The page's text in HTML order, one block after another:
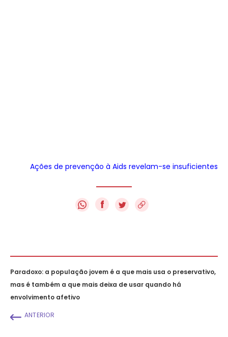
Ações de prevenção à Aids revelam-se insuficientes
f
Paradoxo: a população jovem é a que mais usa o preservativo,
mas é também a que mais deixa de usar quando há
envolvimento afetivo
ANTERIOR